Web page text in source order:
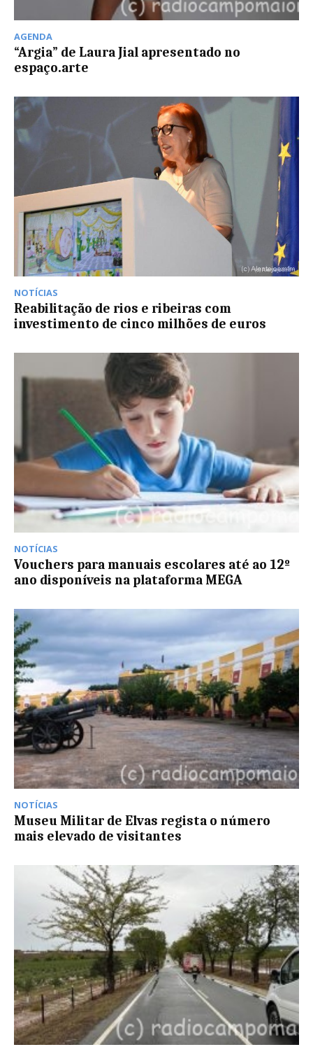
AGENDA
“Argia” de Laura Jial apresentado no
espaço.arte
NOTÍCIAS
Reabilitação de rios e ribeiras com
investimento de cinco milhões de euros
NOTÍCIAS
Vouchers para manuais escolares até ao 12º
ano disponíveis na plataforma MEGA
NOTÍCIAS
Museu Militar de Elvas regista o número
mais elevado de visitantes